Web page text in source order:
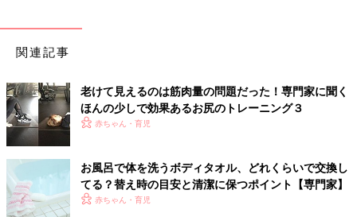
関連記事
老けて見えるのは筋肉量の問題だった！専門家に聞く
ほんの少しで効果あるお尻のトレーニング３
赤ちゃん・育児
お風呂で体を洗うボディタオル、どれくらいで交換し
てる？替え時の目安と清潔に保つポイント【専門家】
赤ちゃん・育児